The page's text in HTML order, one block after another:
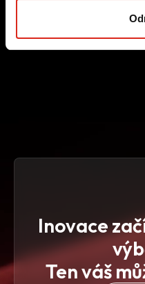
Community
Inovace
Ten váš